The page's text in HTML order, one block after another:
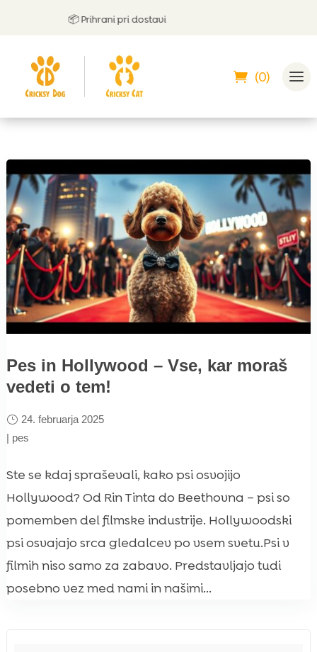
📦 Prihrani pri dostavi
(0)
Pes in Hollywood – Vse, kar moraš
vedeti o tem!
24. februarja 2025
| pes
Ste se kdaj spraševali, kako psi osvojijo
Hollywood? Od Rin Tinta do Beethovna – psi so
pomemben del filmske industrije. Hollywoodski
psi osvajajo srca gledalcev po vsem svetu.Psi v
filmih niso samo za zabavo. Predstavljajo tudi
posebno vez med nami in našimi...